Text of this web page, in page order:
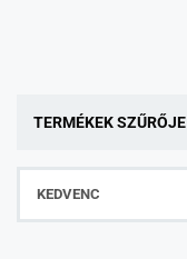
TERMÉKEK SZŰRŐJE
KEDVENC